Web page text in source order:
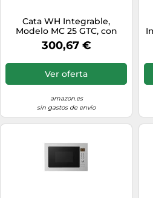
Cata WH Integrable,
Modelo MC 25 GTC, con
capacidad de 25 Litros,
Cinco Niveles de Potencia,
simultáneo de Cuarzo 1100
W, Ancho de 60 cm, Color
300,67 €
Ver oferta
amazon.es
sin gastos de envío